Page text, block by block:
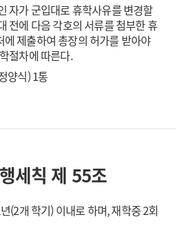
자가 군입대로 휴학사유를 변경할
전에 다음 각호의 서류를 첨부한 휴
제출하여 총장의 허가를 받아야
절차에 따른다.
양식) 1통
세칙 제 55조
(2개 학기) 이내로 하며, 재학중 2회